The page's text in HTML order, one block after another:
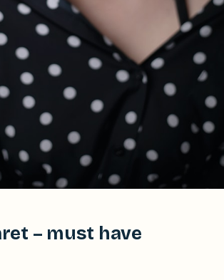
– must have